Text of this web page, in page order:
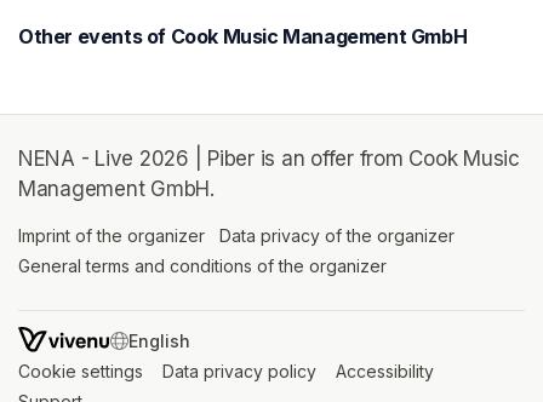
Other events of Cook Music Management GmbH
NENA - Live 2026 | Piber is an offer from Cook Music
Management GmbH.
Imprint of the organizer (opens in a new tab)
Data privacy of the organizer
General terms and conditions of the organizer
SWITCH LANGUAGE
Cookie settings (opens in a new tab)
Data privacy policy (opens in a new tab)
Accessibility